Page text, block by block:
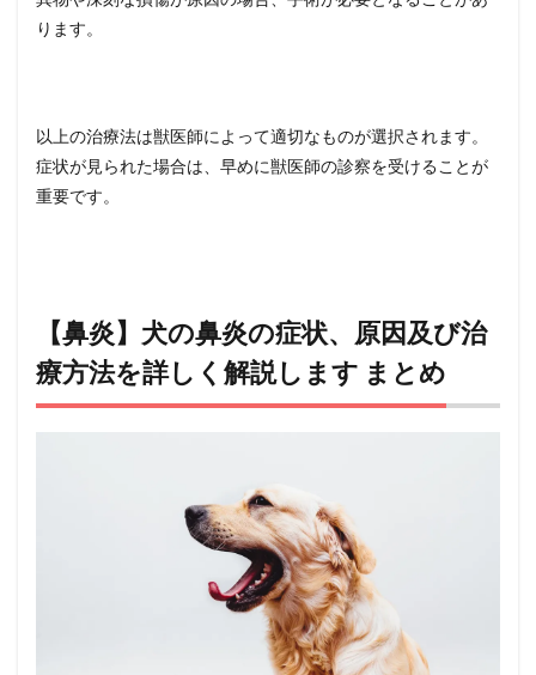
ります。
以上の治療法は獣医師によって適切なものが選択されます。
症状が見られた場合は、早めに獣医師の診察を受けることが
重要です。
【鼻炎】犬の鼻炎の症状、原因及び治
療方法を詳しく解説します まとめ